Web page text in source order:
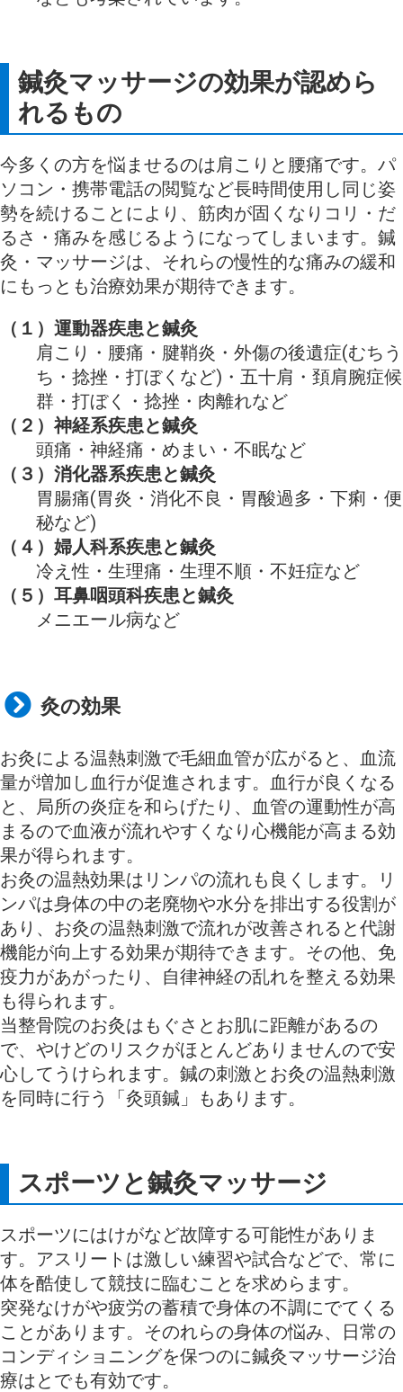
鍼灸マッサージの効果が認めら
れるもの
今多くの方を悩ませるのは肩こりと腰痛です。パ
ソコン・携帯電話の閲覧など長時間使用し同じ姿
勢を続けることにより、筋肉が固くなりコリ・だ
るさ・痛みを感じるようになってしまいます。鍼
灸・マッサージは、それらの慢性的な痛みの緩和
にもっとも治療効果が期待できます。
（１）運動器疾患と鍼灸
肩こり・腰痛・腱鞘炎・外傷の後遺症(むちう
ち・捻挫・打ぼくなど)・五十肩・頚肩腕症候
群・打ぼく・捻挫・肉離れなど
（２）神経系疾患と鍼灸
頭痛・神経痛・めまい・不眠など
（３）消化器系疾患と鍼灸
胃腸痛(胃炎・消化不良・胃酸過多・下痢・便
秘など)
（４）婦人科系疾患と鍼灸
冷え性・生理痛・生理不順・不妊症など
（５）耳鼻咽頭科疾患と鍼灸
メニエール病など
灸の効果
お灸による温熱刺激で毛細血管が広がると、血流
量が増加し血行が促進されます。血行が良くなる
と、局所の炎症を和らげたり、血管の運動性が高
まるので血液が流れやすくなり心機能が高まる効
果が得られます。
お灸の温熱効果はリンパの流れも良くします。リ
ンパは身体の中の老廃物や水分を排出する役割が
あり、お灸の温熱刺激で流れが改善されると代謝
機能が向上する効果が期待できます。その他、免
疫力があがったり、自律神経の乱れを整える効果
も得られます。
当整骨院のお灸はもぐさとお肌に距離があるの
で、やけどのリスクがほとんどありませんので安
心してうけられます。鍼の刺激とお灸の温熱刺激
を同時に行う「灸頭鍼」もあります。
スポーツと鍼灸マッサージ
スポーツにはけがなど故障する可能性がありま
す。アスリートは激しい練習や試合などで、常に
体を酷使して競技に臨むことを求めらます。
突発なけがや疲労の蓄積で身体の不調にでてくる
ことがあります。そのれらの身体の悩み、日常の
コンディショニングを保つのに鍼灸マッサージ治
療はとでも有効です。